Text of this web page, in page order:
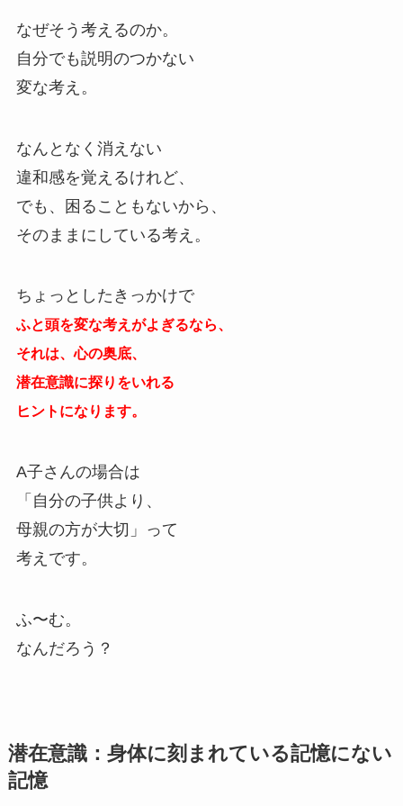
なぜそう考えるのか。
自分でも説明のつかない
変な考え。
なんとなく消えない
違和感を覚えるけれど、
でも、困ることもないから、
そのままにしている考え。
ちょっとしたきっかけで
ふと頭を変な考えがよぎるなら、
それは、心の奥底、
潜在意識に探りをいれる
ヒントになります。
A子さんの場合は
「自分の子供より、
母親の方が大切」って
考えです。
ふ〜む。
なんだろう？
潜在意識：身体に刻まれている記憶にない
記憶